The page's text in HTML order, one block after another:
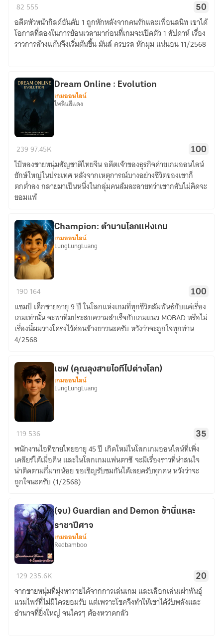
World:
The
Unchosen
One
แห่ง
การ
ล้าง
แค้น
82 555 50
อดีตหัวหน้ากิลด์อันดับ 1 ถูกหักหลังจากคนรักและเพื่อนสนิท เขาได้
โอกาสที่สองในการย้อนเวลามาก่อนที่เกมจะเปิดตัว 1 สัปดาห์ เรื่อง
ราวการล้างแค้นจึงเริ่มต้นขึ้น มันส์ ครบรส หักมุม แน่นอน 11/2568
Online
:
Evolution
Dream Online : Evolution
เกมออนไลน์
ไพลินสีแดง
23997.45K 100
ไป๋หลงชายหนุ่มสัญชาติไทยจีน อดีตเจ้าของธุรกิจค่ายเกมออนไลน์
ยักษ์ใหญ่ในประเทศ หลังจากเหตุการณ์บางอย่างชีวิตของเขาก็
ตกต่ำลง กลายมาเป็นหนึ่งในกลุ่มคนล้มละลายทว่าเขากลับไม่คิดจะ
ยอมแพ้
ตำนาน
โลก
แห่ง
เกม
Champion: ตำนานโลกแห่งเกม
เกมออนไลน์
LungLungLuang
190 164 100
แชมป์ เด็กชายอายุ 9 ปี ในโลกแห่งเกมที่ทุกชีวิตสัมพันธ์กับแค่เรื่อง
เกมเท่านั้น จะพาทีมประสบความสำเร็จกับเกมแนว MOBAD หรือไม่
เรื่องนี้ผมวางโครงไว้ค่อนข้างยาวนะครับ หวังว่าจะถูกใจทุกท่าน
4/2568
(คุณ
ลุง
สาย
ไอที
ไป
โลก)
เซฟ (คุณลุงสายไอทีไปต่างโลก)
เกมออนไลน์
LungLungLuang
119 536 35
พนักงานไอทีชายไทยอายุ 45 ปี เกิดใหม่ในโลกเกมออนไลน์ที่เพิ่ง
เคลียร์ได้เมื่อคืน และในโลกเกมแฟนตาซี จะมีเรื่องราวที่น่าสนใจ
น่าติดตามกี่มากน้อย ขอเชิญรับชมกันได้เลยครับทุกคน หวังว่าจะ
ถูกใจนะครับ (1/2568)
Guardian
and
Demon
ข้า
(จบ) Guardian and Demon ข้านี่แหละ
ราชาปีศาจ
เกมออนไลน์
Redbamboo
129 235.6K 20
จากชายหนุ่มที่มุ่งหารายได้จากการเล่นเกม และเลือกเล่นเผ่าพันธ์ุ
แวมไพร์ที่ไม่มีใครยอมรับ แต่เพราะโชคจึงทำให้เขาได้รับพลังและ
อำนาจที่ยิ่งใหญ่ จนใครๆ ต้องหวาดกลัว